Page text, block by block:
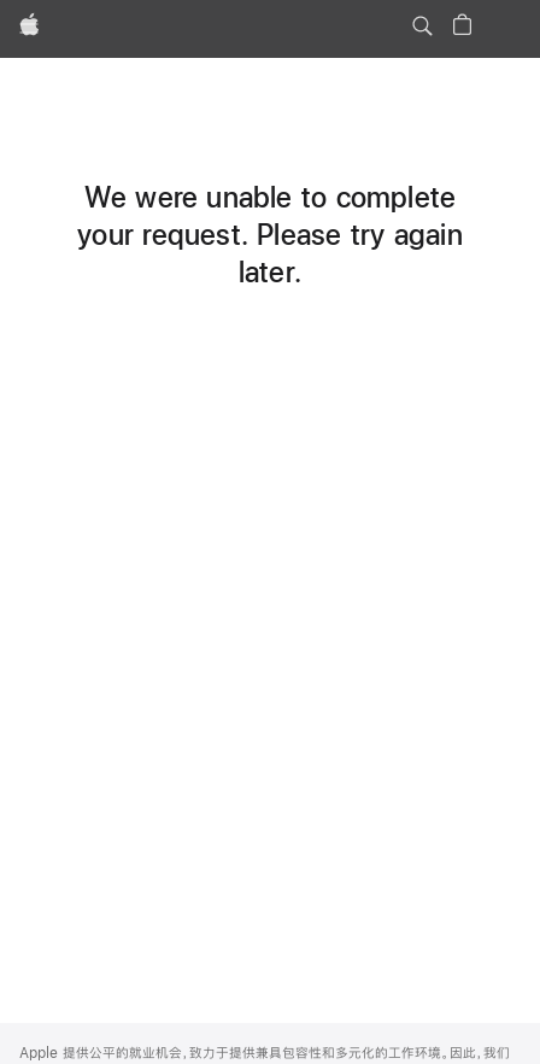
Apple
We were unable to complete
your request. Please try again
later.
Footer
Apple 提供公平的就业机会，致力于提供兼具包容性和多元化的工作环境。因此，我们